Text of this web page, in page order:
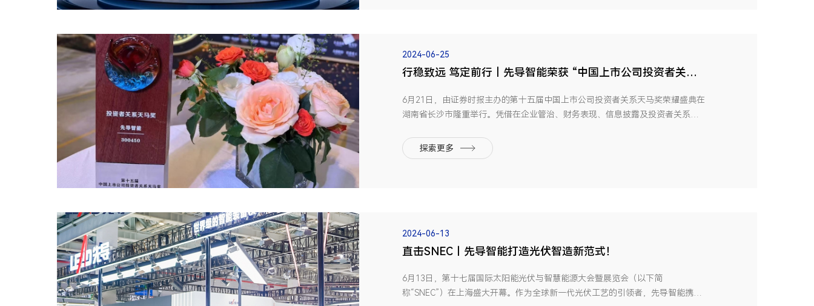
2024-06-25
行稳致远 笃定前行｜先导智能荣获 “中国上市公司投资者关系
6月21日，由证券时报主办的第十五届中国上市公司投资者关系天马奖荣耀盛典在
湖南省长沙市隆重举行。凭借在企业管治、财务表现、信息披露及投资者关系方
的无锡本土新能源装备制造企业。天马奖是国内主流媒体最早聚焦于资本市场投
资者关系管理领域的...
探索更多
2024-06-13
直击SNEC丨先导智能打造光伏智造新范式！
6月13日，第十七届国际太阳能光伏与智慧能源大会暨展览会（以下简
称“SNEC”）在上海盛大开幕。作为全球新一代光伏工艺的引领者，先导智能携尖